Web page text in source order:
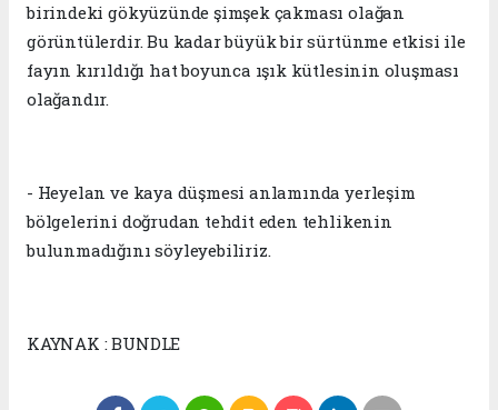
birindeki gökyüzünde şimşek çakması olağan
görüntülerdir. Bu kadar büyük bir sürtünme etkisi ile
fayın kırıldığı hat boyunca ışık kütlesinin oluşması
olağandır.
- Heyelan ve kaya düşmesi anlamında yerleşim
bölgelerini doğrudan tehdit eden tehlikenin
bulunmadığını söyleyebiliriz.
KAYNAK : BUNDLE